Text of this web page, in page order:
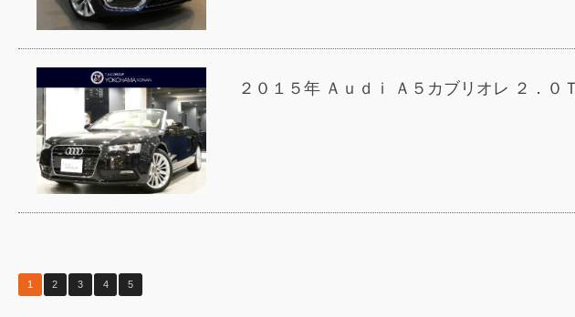
２０１５年 Ａｕｄｉ Ａ５カブリオレ ２．
1 2 3 4 5